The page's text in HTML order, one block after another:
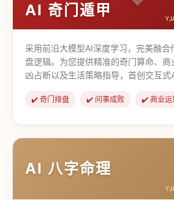
AI 奇门遁甲
采用前沿大模型AI深度学习，完美融合
盘逻辑。为您提供精准的奇门算命、商
凶占断以及生活策略指导，首创交互式
✔️ 奇门排盘 ✔️ 问事成败 ✔️ 商业运
【道家奇门】
AI 八字命理